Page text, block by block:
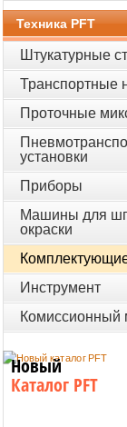
Техника PFT
Штукатурные
Транспортные
Проточные
установки
Приборы
Машины для
окраски
Инструмент
Комиссионный
Новый
Каталог PFT